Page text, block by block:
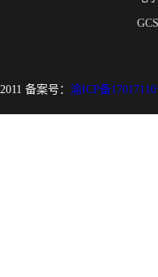
备案号： 渝ICP备